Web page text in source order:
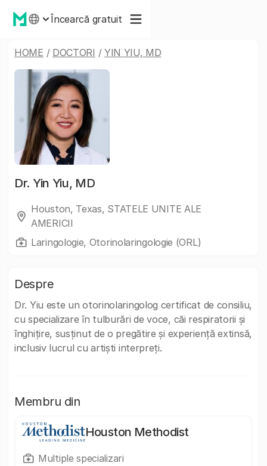
Încearcă gratuit
HOME / DOCTORI / YIN YIU, MD
Dr. Yin Yiu, MD
Houston, Texas, STATELE UNITE ALE
AMERICII
Laringologie, Otorinolaringologie (ORL)
Despre
Dr. Yiu este un otorinolaringolog certificat de consiliu,
cu specializare în tulburări de voce, căi respiratorii și
înghițire, susținut de o pregătire și experiență extinsă,
inclusiv lucrul cu artiști interpreți.
Membru din
Houston Methodist
Multiple specializari